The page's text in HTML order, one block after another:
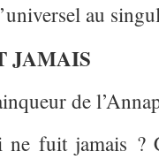
au
JAMAIS
de
fuit jamais ?